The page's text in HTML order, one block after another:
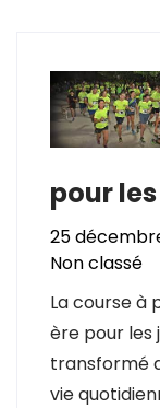
pour
25
Non classé
La course à
ère pour les
transformé
vie